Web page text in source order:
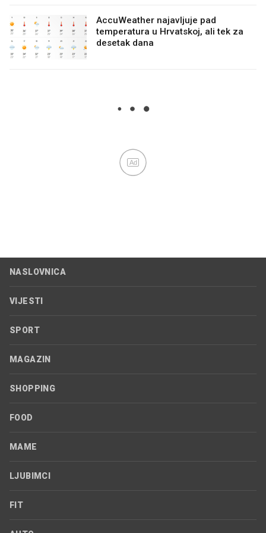
AccuWeather najavljuje pad
temperatura u Hrvatskoj, ali tek za
desetak dana
Ad
NASLOVNICA
VIJESTI
SPORT
MAGAZIN
SHOPPING
FOOD
MAME
LJUBIMCI
FIT